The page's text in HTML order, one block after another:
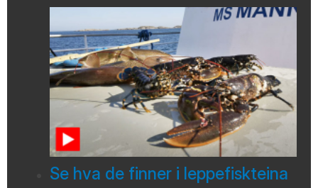
Se hva de finner i leppefiskteina